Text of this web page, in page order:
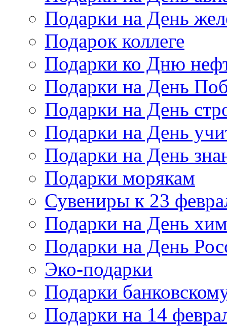
Подарки на День
Подарок коллеге
Подарки ко Дню
Подарки на День
Подарки на День
Подарки на День
Подарки на День
Подарки морякам
Сувениры к 23
Подарки на День
Подарки на День
Эко-подарки
Подарки
Подарки на 14